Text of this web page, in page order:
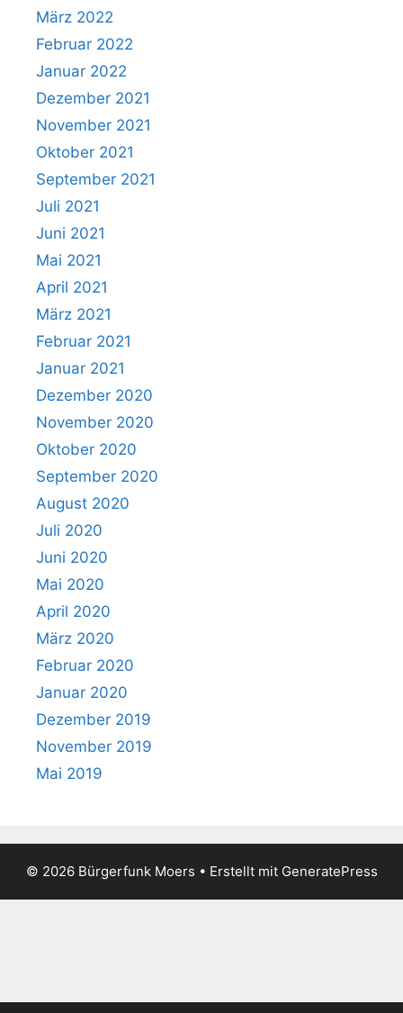
März 2022
Februar 2022
Januar 2022
Dezember 2021
November 2021
Oktober 2021
September 2021
Juli 2021
Juni 2021
Mai 2021
April 2021
März 2021
Februar 2021
Januar 2021
Dezember 2020
November 2020
Oktober 2020
September 2020
August 2020
Juli 2020
Juni 2020
Mai 2020
April 2020
März 2020
Februar 2020
Januar 2020
Dezember 2019
November 2019
Mai 2019
© 2026 Bürgerfunk Moers • Erstellt mit GeneratePress